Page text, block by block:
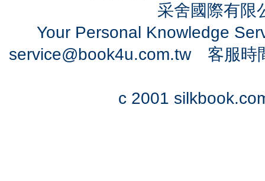
采舍國際有
Your Personal Knowledge
service@book4u.com.tw客服時
c 2001